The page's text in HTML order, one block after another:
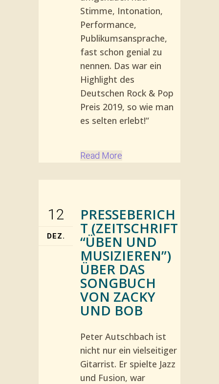
Stimme, Intonation,
Performance,
Publikumsansprache,
fast schon genial zu
nennen. Das war ein
Highlight des
Deutschen Rock & Pop
Preis 2019, so wie man
es selten erlebt!“
Read More
12
DEZ.
PRESSEBERICH
T (ZEITSCHRIFT
“ÜBEN UND
MUSIZIEREN”)
ÜBER DAS
SONGBUCH
VON ZACKY
UND BOB
Peter Autschbach ist
nicht nur ein vielseitiger
Gitarrist. Er spiel­te Jazz
und Fusion, war